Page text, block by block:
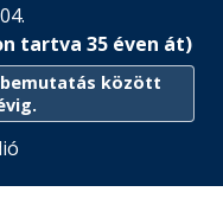
tartva 35 éven át)
között